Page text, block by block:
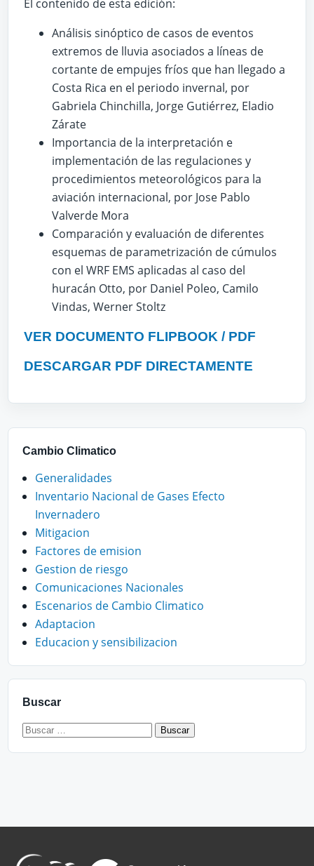
El contenido de esta edición:
Análisis sinóptico de casos de eventos
extremos de lluvia asociados a líneas de
cortante de empujes fríos que han llegado a
Costa Rica en el periodo invernal, por
Gabriela Chinchilla, Jorge Gutiérrez, Eladio
Zárate
Importancia de la interpretación e
implementación de las regulaciones y
procedimientos meteorológicos para la
aviación internacional, por Jose Pablo
Valverde Mora
Comparación y evaluación de diferentes
esquemas de parametrización de cúmulos
con el WRF EMS aplicadas al caso del
huracán Otto, por Daniel Poleo, Camilo
Vindas, Werner Stoltz
VER DOCUMENTO FLIPBOOK / PDF
DESCARGAR PDF DIRECTAMENTE
Cambio Climatico
Generalidades
Inventario Nacional de Gases Efecto
Invernadero
Mitigacion
Factores de emision
Gestion de riesgo
Comunicaciones Nacionales
Escenarios de Cambio Climatico
Adaptacion
Educacion y sensibilizacion
Buscar
Buscar: